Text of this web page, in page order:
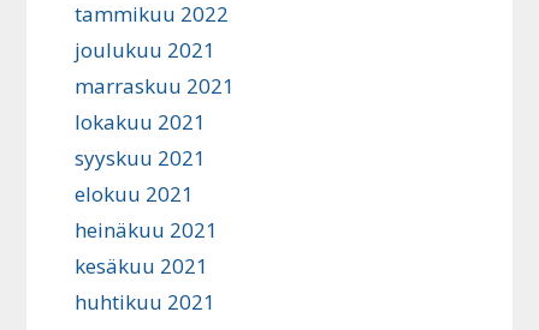
tammikuu 2022
joulukuu 2021
marraskuu 2021
lokakuu 2021
syyskuu 2021
elokuu 2021
heinäkuu 2021
kesäkuu 2021
huhtikuu 2021